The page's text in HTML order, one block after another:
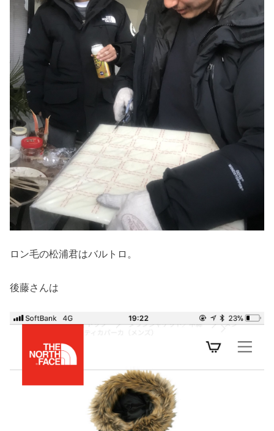
ロン毛の松浦君はバルトロ。
後藤さんは